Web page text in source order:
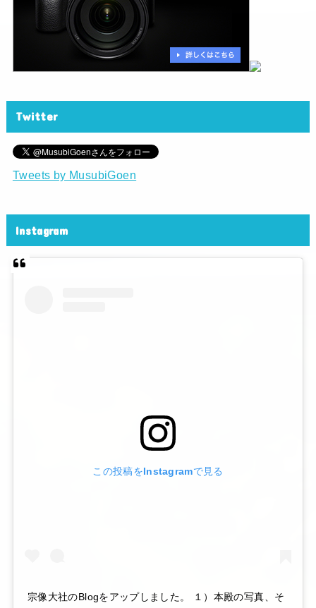
Twitter
Tweets by MusubiGoen
Instagram
この投稿をInstagramで見る
宗像大社のBlogをアップしました。 １）本殿の写真、そ